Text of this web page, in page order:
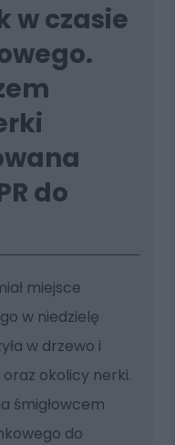
w czasie
do
miejsce
w niedzielę
w drzewo i
oraz okolicy nerki.
śmigłowcem
do